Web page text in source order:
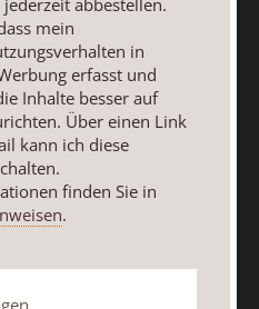
Seelsorge-
Anzeiger für die
und willige in die
zum Zweck des E-Mail-
Herder ein. Den Newsletter
ich jederzeit abbestellen.
personenbezogenes
und E-Mail-Werbung
um die Inhalte besser auf
abbestellen.
mein
in
erfasst und
Inhalte besser auf
Über einen Link
kann ich diese
finden Sie in
.